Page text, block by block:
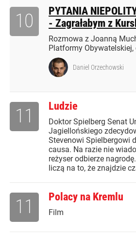
PYTANIA
- Zagrałabym z
Rozmowa z Joanną
Platformy
10
Daniel Orzechowski
Ludzie
Doktor Spielberg Senat
Jagiellońskiego
Stevenowi Spielbergowi
causa. Na razie nie
reżyser odbierze
liczą na to, że znajdzie
11
Polacy na Kremlu
Film
11